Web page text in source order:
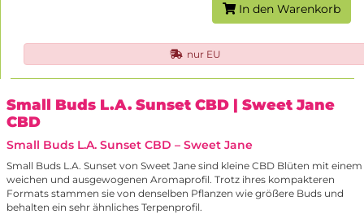
In den Warenkorb
nur EU
Small Buds L.A. Sunset CBD | Sweet Jane
CBD
Small Buds L.A. Sunset CBD – Sweet Jane
Small Buds L.A. Sunset von Sweet Jane sind kleine CBD Blüten mit einem
weichen und ausgewogenen Aromaprofil. Trotz ihres kompakteren
Formats stammen sie von denselben Pflanzen wie größere Buds und
behalten ein sehr ähnliches Terpenprofil.